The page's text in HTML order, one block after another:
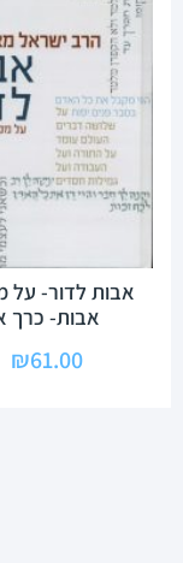
אבות לדור- על
אבות- כרך
₪61.00